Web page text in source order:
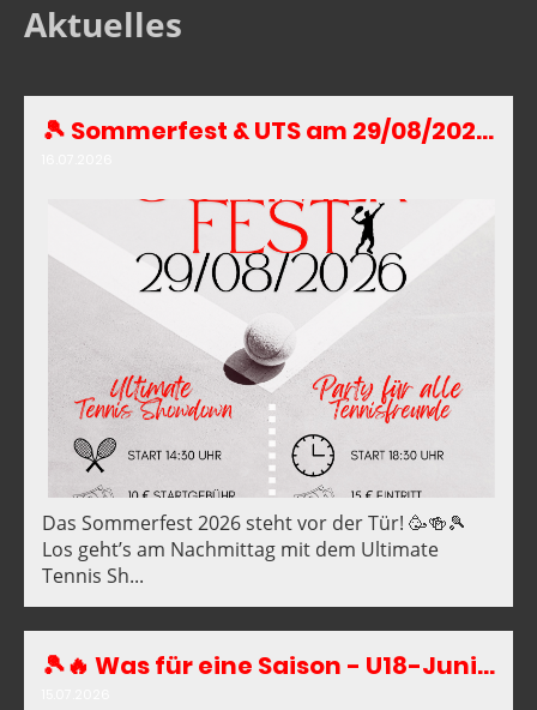
Aktuelles
🎾 Sommerfest & UTS am 29/08/2026 😎
Das Sommerfest 2026 steht vor der Tür! 🥳🍻🎾
Los geht’s am Nachmittag mit dem Ultimate
Tennis Sh...
🎾🔥 Was für eine Saison - U18-Juniorinnen haben Chance auf den Titel Bezirksmeister OWL 🏆